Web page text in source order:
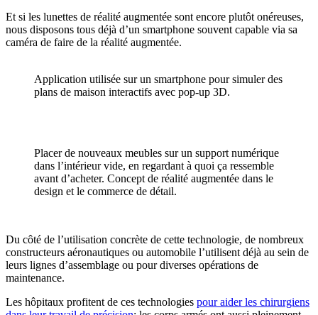
Et si les lunettes de réalité augmentée sont encore plutôt onéreuses,
nous disposons tous déjà d’un smartphone souvent capable via sa
caméra de faire de la réalité augmentée.
Application utilisée sur un smartphone pour simuler des
plans de maison interactifs avec pop-up 3D.
Placer de nouveaux meubles sur un support numérique
dans l’intérieur vide, en regardant à quoi ça ressemble
avant d’acheter. Concept de réalité augmentée dans le
design et le commerce de détail.
Du côté de l’utilisation concrète de cette technologie, de nombreux
constructeurs aéronautiques ou automobile l’utilisent déjà au sein de
leurs lignes d’assemblage ou pour diverses opérations de
maintenance.
Les hôpitaux profitent de ces technologies pour aider les chirurgiens